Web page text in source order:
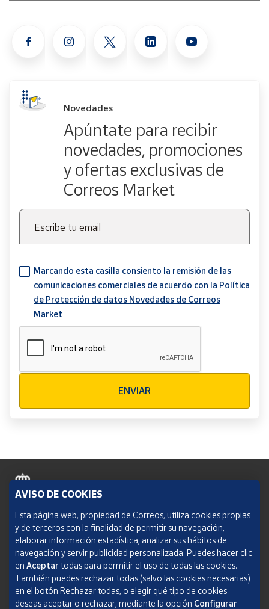
Novedades
Apúntate para recibir
novedades, promociones
y ofertas exclusivas de
Correos Market
Escribe tu email
Marcando esta casilla consiento la remisión de las
comunicaciones comerciales de acuerdo con la Política
de Protección de datos Novedades de Correos
Market
ENVIAR
Política de cookies
Aviso legal
Condiciones del servicio
Política de Privacidad Web
AVISO DE COOKIES
Esta página web, propiedad de Correos, utiliza cookies propias
y de terceros con la finalidad de permitir su navegación,
elaborar información estadística, analizar sus hábitos de
navegación y servir publicidad personalizada. Puedes hacer clic
en Aceptar todas para permitir el uso de todas las cookies.
También puedes rechazar todas (salvo las cookies necesarias)
en el botón Rechazar todas, o elegir qué tipo de cookies
deseas aceptar o rechazar, mediante la opción Configurar